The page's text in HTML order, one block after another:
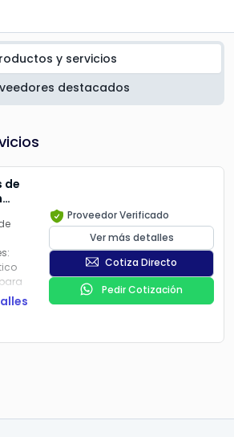
y servicios
destacados
de
de
Proveedor Verificado
Ver más detalles
Cotiza Directo
Pedir Cotización